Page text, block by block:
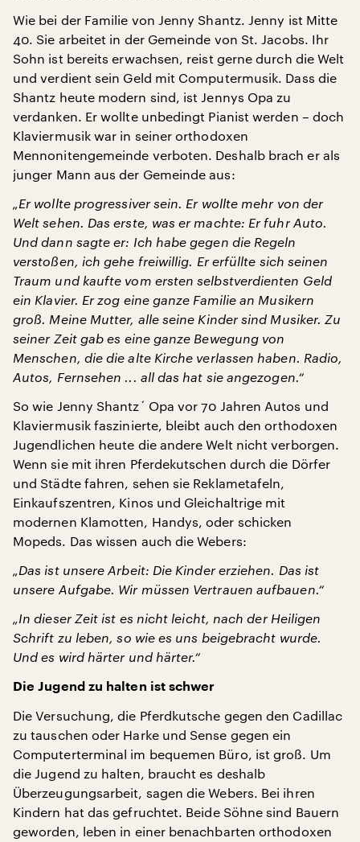
Wie bei der Familie von Jenny Shantz. Jenny ist Mitte
40. Sie arbeitet in der Gemeinde von St. Jacobs. Ihr
Sohn ist bereits erwachsen, reist gerne durch die Welt
und verdient sein Geld mit Computermusik. Dass die
Shantz heute modern sind, ist Jennys Opa zu
verdanken. Er wollte unbedingt Pianist werden – doch
Klaviermusik war in seiner orthodoxen
Mennonitengemeinde verboten. Deshalb brach er als
junger Mann aus der Gemeinde aus:
„Er wollte progressiver sein. Er wollte mehr von der
Welt sehen. Das erste, was er machte: Er fuhr Auto.
Und dann sagte er: Ich habe gegen die Regeln
verstoßen, ich gehe freiwillig. Er erfüllte sich seinen
Traum und kaufte vom ersten selbstverdienten Geld
ein Klavier. Er zog eine ganze Familie an Musikern
groß. Meine Mutter, alle seine Kinder sind Musiker. Zu
seiner Zeit gab es eine ganze Bewegung von
Menschen, die die alte Kirche verlassen haben. Radio,
Autos, Fernsehen ... all das hat sie angezogen.“
So wie Jenny Shantz´ Opa vor 70 Jahren Autos und
Klaviermusik faszinierte, bleibt auch den orthodoxen
Jugendlichen heute die andere Welt nicht verborgen.
Wenn sie mit ihren Pferdekutschen durch die Dörfer
und Städte fahren, sehen sie Reklametafeln,
Einkaufszentren, Kinos und Gleichaltrige mit
modernen Klamotten, Handys, oder schicken
Mopeds. Das wissen auch die Webers:
„Das ist unsere Arbeit: Die Kinder erziehen. Das ist
unsere Aufgabe. Wir müssen Vertrauen aufbauen.“
„In dieser Zeit ist es nicht leicht, nach der Heiligen
Schrift zu leben, so wie es uns beigebracht wurde.
Und es wird härter und härter.“
Die Jugend zu halten ist schwer
Die Versuchung, die Pferdkutsche gegen den Cadillac
zu tauschen oder Harke und Sense gegen ein
Computerterminal im bequemen Büro, ist groß. Um
die Jugend zu halten, braucht es deshalb
Überzeugungsarbeit, sagen die Webers. Bei ihren
Kindern hat das gefruchtet. Beide Söhne sind Bauern
geworden, leben in einer benachbarten orthodoxen